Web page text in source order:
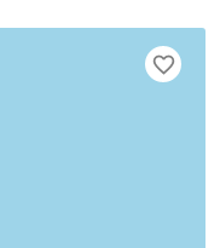
favorite_border